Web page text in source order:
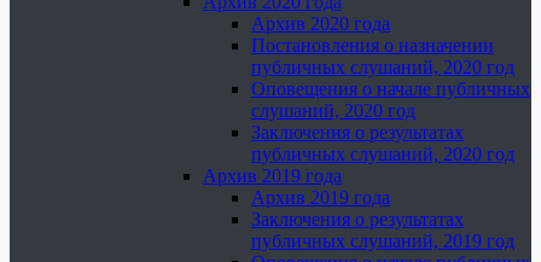
Архив 2020 года
Постановления о назначении
публичных слушаний, 2020 год
Оповещения о начале публичных
слушаний, 2020 год
Заключения о результатах
публичных слушаний, 2020 год
Архив 2019 года
Архив 2019 года
Заключения о результатах
публичных слушаний, 2019 год